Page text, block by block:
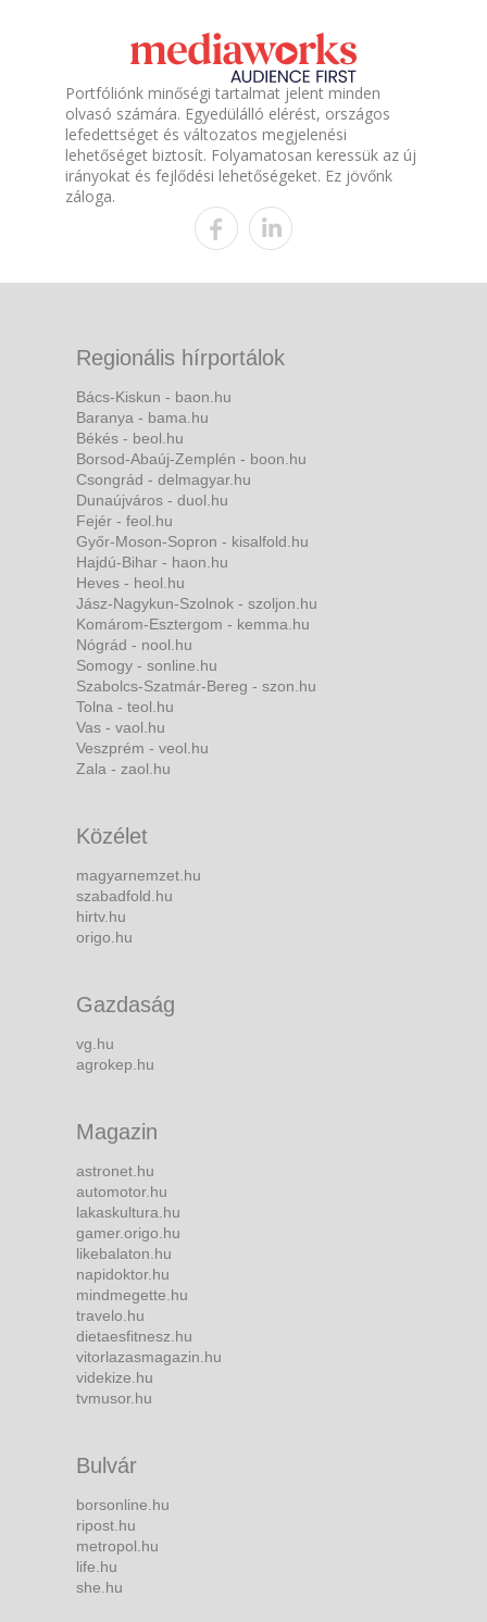
Portfóliónk minőségi tartalmat jelent minden
olvasó számára. Egyedülálló elérést, országos
lefedettséget és változatos megjelenési
lehetőséget biztosít. Folyamatosan keressük az új
irányokat és fejlődési lehetőségeket. Ez jövőnk
záloga.
Regionális hírportálok
Bács-Kiskun - baon.hu
Baranya - bama.hu
Békés - beol.hu
Borsod-Abaúj-Zemplén - boon.hu
Csongrád - delmagyar.hu
Dunaújváros - duol.hu
Fejér - feol.hu
Győr-Moson-Sopron - kisalfold.hu
Hajdú-Bihar - haon.hu
Heves - heol.hu
Jász-Nagykun-Szolnok - szoljon.hu
Komárom-Esztergom - kemma.hu
Nógrád - nool.hu
Somogy - sonline.hu
Szabolcs-Szatmár-Bereg - szon.hu
Tolna - teol.hu
Vas - vaol.hu
Veszprém - veol.hu
Zala - zaol.hu
Közélet
magyarnemzet.hu
szabadfold.hu
hirtv.hu
origo.hu
Gazdaság
vg.hu
agrokep.hu
Magazin
astronet.hu
automotor.hu
lakaskultura.hu
gamer.origo.hu
likebalaton.hu
napidoktor.hu
mindmegette.hu
travelo.hu
dietaesfitnesz.hu
vitorlazasmagazin.hu
videkize.hu
tvmusor.hu
Bulvár
borsonline.hu
ripost.hu
metropol.hu
life.hu
she.hu